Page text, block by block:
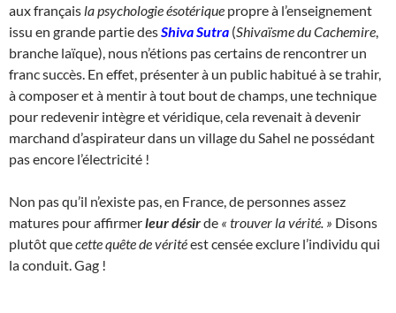
aux français la psychologie ésotérique propre à l’enseignement
issu en grande partie desShiva Sutra (Shivaïsme du Cachemire
branche laïque), nous n’étions pas certains de rencontrer un
franc succès. En effet, présenter à un public habitué à se trahir,
à composer et à mentir à tout bout de champs, une technique
pour redevenir intègre et véridique, cela revenait à devenir
marchand d’aspirateur dans un village du Sahel ne possédant
pas encore l’électricité !
Non pas qu’il n’existe pas, en France, de personnes assez
matures pour affirmerleur désirde « trouver la vérité. » Disons
plutôt quecette quête de véritéest censée exclure l’individu qui
la conduit. Gag !